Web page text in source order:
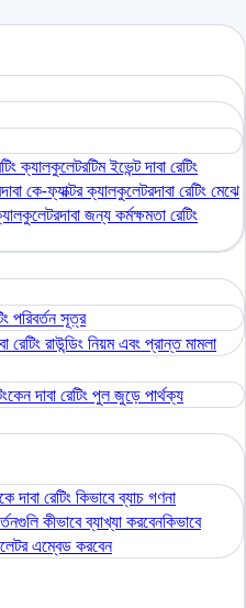
ক্যালকুলেটরটিম ইভেন্ট দাবা রেটিং
দাবা কে-ফ্যাক্টর ক্যালকুলেটরদাবা রেটিং মেঝে
দাবা জন্য কর্মক্ষমতা রেটিং
পরিবর্তন সূত্র
রেটিং রাউন্ডিং নিয়ম এবং প্রান্ত মামলা
কেন দাবা রেটিং পুল জুড়ে পার্থক্য
দাবা রেটিং কিভাবে ব্যাচ গণনা
কীভাবে ব্যাখ্যা করবেনকিভাবে
এম্বেড করবেন